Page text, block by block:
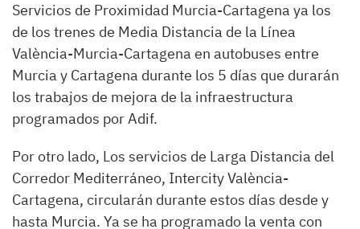
Servicios de Proximidad Murcia-Cartagena ya los
de los trenes de Media Distancia de la Línea
València-Murcia-Cartagena en autobuses entre
Murcia y Cartagena durante los 5 días que durarán
los trabajos de mejora de la infraestructura
programados por Adif.
Por otro lado, Los servicios de Larga Distancia del
Corredor Mediterráneo, Intercity València-
Cartagena, circularán durante estos días desde y
hasta Murcia. Ya se ha programado la venta con